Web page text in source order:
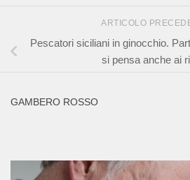
ARTICOLO
Pescatori siciliani in ginocchio.
si pensa anche ai
GAMBERO ROSSO